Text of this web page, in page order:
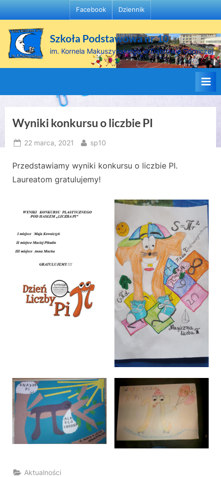
to
content
Facebook Dziennik
Szkoła Podstawowa nr 10
im. Kornela Makuszyńskiego w Dąbrowie Górniczej
Wyniki konkursu o liczbie PI
Posted
22 marca, 2021 By
sp10
Przedstawiamy wyniki konkursu o liczbie PI.
Laureatom gratulujemy!
Aktualności